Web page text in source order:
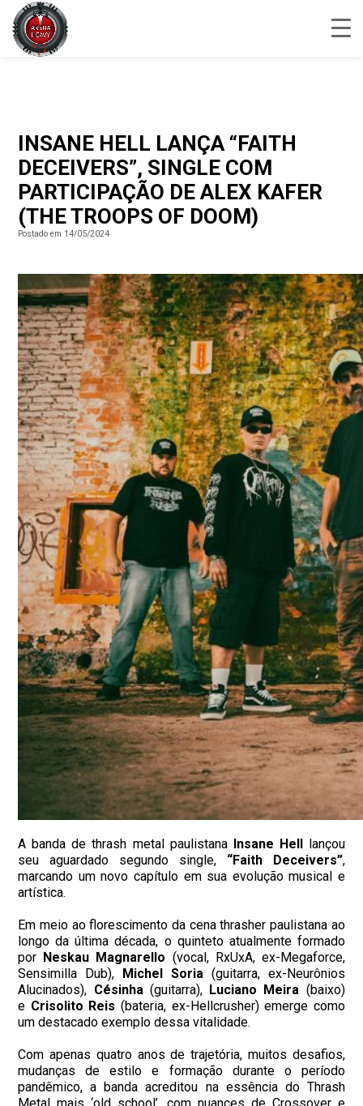
INSANE HELL LANÇA “FAITH
DECEIVERS”, SINGLE COM
PARTICIPAÇÃO DE ALEX KAFER
(THE TROOPS OF DOOM)
Postado em 14/05/2024
A banda de thrash metal paulistanaInsane Hell
lançou
seu aguardado segundo single, “Faith Deceivers”,
marcando um novo capítulo em sua evolução musical e
artística.
Em meio ao florescimento da cena thrasher paulistana ao
longo da última década, o quinteto atualmente formado
por Neskau Magnarello (vocal, RxUxA, ex-Megaforce,
Sensimilla Dub),
Michel Soria(guitarra, ex-Neurônios
Alucinados), Césinha(guitarra), Luciano Meira (baixo)
e Crisolito Reis (bateria, ex-Hellcrusher) emerge como
um destacado exemplo dessa vitalidade.
Com apenas quatro anos de trajetória, muitos desafios,
mudanças de estilo e formação durante o período
pandêmico, a banda acreditou na essência do Thrash